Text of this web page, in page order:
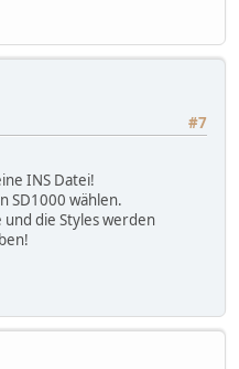
#7
INS Datei!
SD1000 wählen.
die Styles werden